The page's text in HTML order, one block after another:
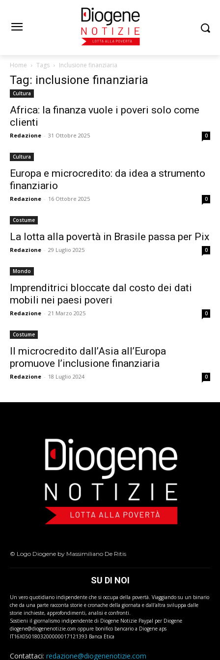
Home Tags Inclusione finanziaria
Tag: inclusione finanziaria
Cultura
Africa: la finanza vuole i poveri solo come
clienti
Redazione - 31 Ottobre 2025 0
Cultura
Europa e microcredito: da idea a strumento
finanziario
Redazione - 16 Ottobre 2025 0
Costume
La lotta alla povertà in Brasile passa per Pix
Redazione - 29 Luglio 2025 0
Mondo
Imprenditrici bloccate dal costo dei dati
mobili nei paesi poveri
Redazione - 21 Marzo 2025 0
Costume
Il microcredito dall’Asia all’Europa
promuove l’inclusione finanziaria
Redazione - 18 Luglio 2024 0
© Logo Diogene by Massimiliano De Ritis
SU DI NOI
Un vero quotidiano indipendente che si occupa della povertà. Viaggiando su un binario
che da una parte racconta storie e cronache della giornata e dall'altra sviluppa dalle
storie inchieste, approfondimenti, analisi e confronti.
Sostieni il giornalismo indipendente di Diogene Notizie Paypal per Diogene
diogene@diogenenotizie.com oppure bonifico bancario a Diogene aps
IT16X0501803200000017121393 Banca Etica
Contattaci: redazione@diogenenotizie.com